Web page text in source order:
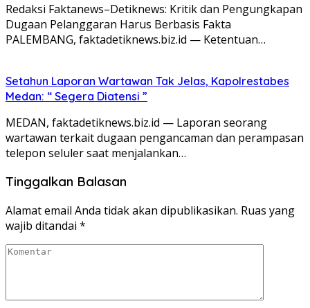
Redaksi Faktanews–Detiknews: Kritik dan Pengungkapan
Dugaan Pelanggaran Harus Berbasis Fakta
PALEMBANG, faktadetiknews.biz.id — Ketentuan…
Setahun Laporan Wartawan Tak Jelas, Kapolrestabes
Medan: “ Segera Diatensi ”
MEDAN, faktadetiknews.biz.id — Laporan seorang
wartawan terkait dugaan pengancaman dan perampasan
telepon seluler saat menjalankan…
Tinggalkan Balasan
Alamat email Anda tidak akan dipublikasikan. Ruas yang
wajib ditandai *